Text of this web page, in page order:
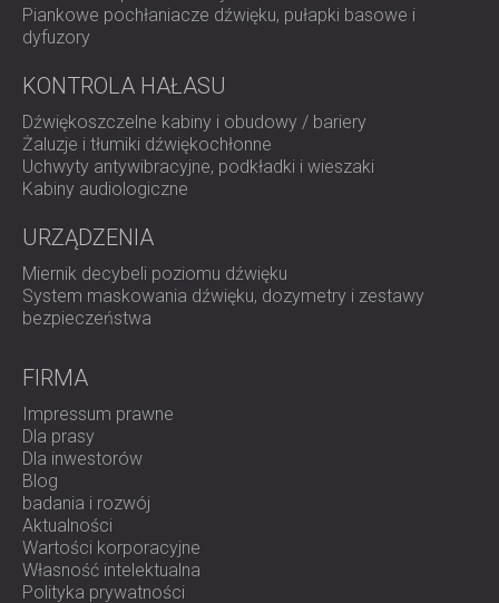
Piankowe pochłaniacze dźwięku, pułapki basowe i
dyfuzory
KONTROLA HAŁASU
Dźwiękoszczelne kabiny i obudowy / bariery
Żaluzje i tłumiki dźwiękochłonne
Uchwyty antywibracyjne, podkładki i wieszaki
Kabiny audiologiczne
URZĄDZENIA
Miernik decybeli poziomu dźwięku
System maskowania dźwięku, dozymetry i zestawy
bezpieczeństwa
FIRMA
Impressum prawne
Dla prasy
Dla inwestorów
Blog
badania i rozwój
Aktualności
Wartości korporacyjne
Własność intelektualna
Polityka prywatności